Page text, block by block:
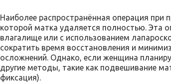
Наиболее распространённая операция при
которой матка удаляется полностью. Эта
влагалище или с использованием
сократить время восстановления и
осложнений. Однако, если женщина
другие методы, такие как подвешивание
фиксация).